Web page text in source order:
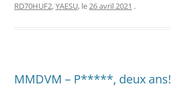
RD70HUF2,YAESU, le26 avril 2021 .
MMDVM – P*****, deux ans!